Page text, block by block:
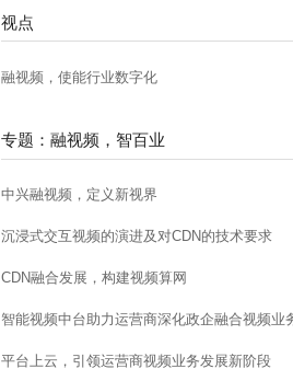
视点
融视频，使能行业数字化
专题：融视频，智百业
中兴融视频，定义新视界
沉浸式交互视频的演进及对CDN的技术要求
CDN融合发展，构建视频算网
智能视频中台助力运营商深化政企融合视频业
平台上云，引领运营商视频业务发展新阶段